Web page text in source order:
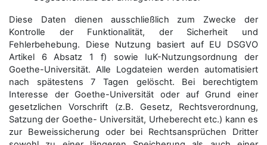
Diese Daten dienen ausschließlich zum Zwecke der
Kontrolle der Funktionalität, der Sicherheit und
Fehlerbehebung. Diese Nutzung basiert auf EU DSGVO
Artikel 6 Absatz 1 f) sowie IuK-Nutzungsordnung der
Goethe-Universität. Alle Logdateien werden auto­matisiert
nach spätestens 7 Tagen gelöscht. Bei berechtigtem
Interesse der Goethe-Universität oder auf Grund einer
gesetzlichen Vorschrift (z.B. Gesetz, Rechtsverordnung,
Satzung der Goethe- Universität, Urheberecht etc.) kann es
zur Beweissicherung oder bei Rechtsansprüchen Dritter